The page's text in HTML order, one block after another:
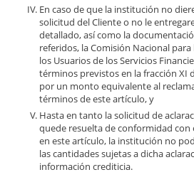
En caso de que la institución no
solicitud del Cliente o no le
detallado, así como la
referidos, la Comisión Nacional
los Usuarios de los Servicios
términos previstos en la fracción XI
por un monto equivalente al
términos de este artículo, y
Hasta en tanto la solicitud de
quede resuelta de conformidad
en este artículo, la institución no
las cantidades sujetas a dicha
información crediticia.